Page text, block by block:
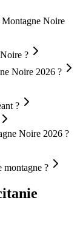
Montagne Noire
?
Noire 2026 ?
?
Noire 2026 ?
montagne ?